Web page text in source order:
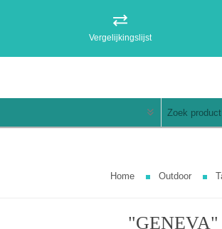
Vergelijkingslijst
Home Outdoor
"GENEVA"